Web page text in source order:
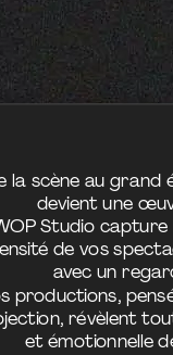
la scène au grand
devient une
Studio
de vos
avec un
productions,
révèlent
et émotionnelle